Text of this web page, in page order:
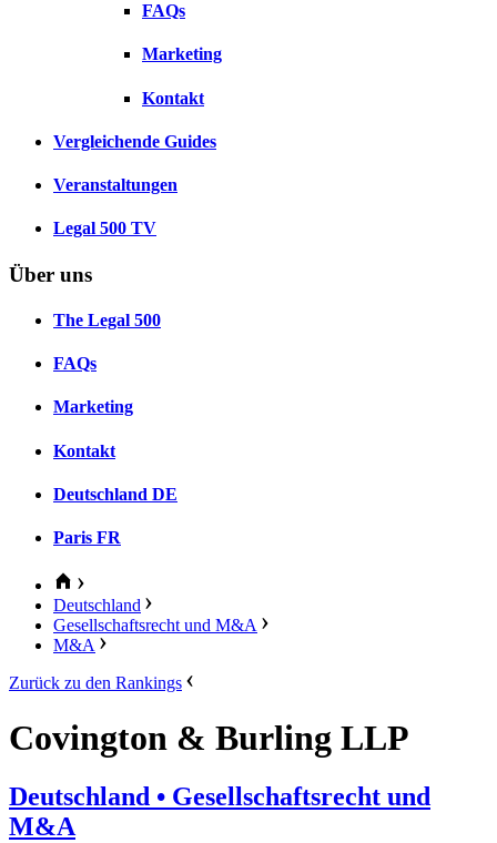
FAQs
Marketing
Kontakt
Vergleichende Guides
Veranstaltungen
Legal 500 TV
Über uns
The Legal 500
FAQs
Marketing
Kontakt
Deutschland DE
Paris FR
Deutschland
Gesellschaftsrecht und M&A
M&A
Zurück zu den Rankings
Covington & Burling LLP
Deutschland • Gesellschaftsrecht und
M&A